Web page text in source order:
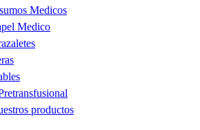
Medicos
Medico
productos